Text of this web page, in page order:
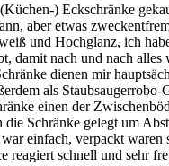
) Eckschränke
aber etwas
und Hochglanz, ich
damit nach und nach alles
dienen mir
als
einen der
die Schränke gelegt um
einfach, verpackt waren
reagiert schnell und sehr